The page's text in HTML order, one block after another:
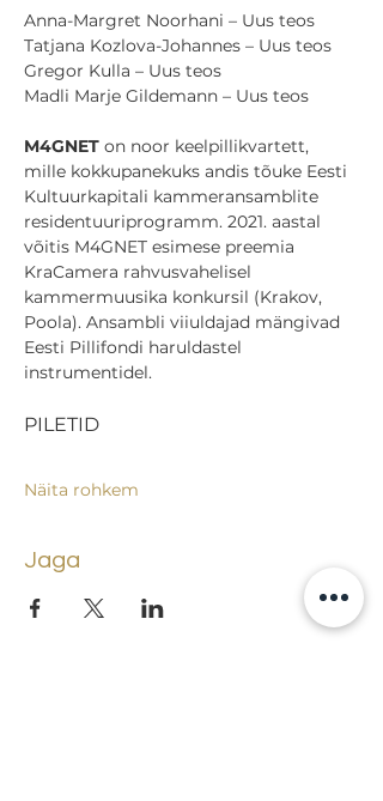
Anna-Margret Noorhani – Uus teos
Tatjana Kozlova-Johannes – Uus teos
Gregor Kulla – Uus teos
Madli Marje Gildemann – Uus teos
M4GNET on noor keelpillikvartett,
mille kokkupanekuks andis tõuke Eesti
Kultuurkapitali kammeransamblite
residentuuriprogramm. 2021. aastal
võitis M4GNET esimese preemia
KraCamera rahvusvahelisel
kammermuusika konkursil (Krakov,
Poola). Ansambli viiuldajad mängivad
Eesti Pillifondi haruldastel
instrumentidel.
PILETID
Näita rohkem
Jaga